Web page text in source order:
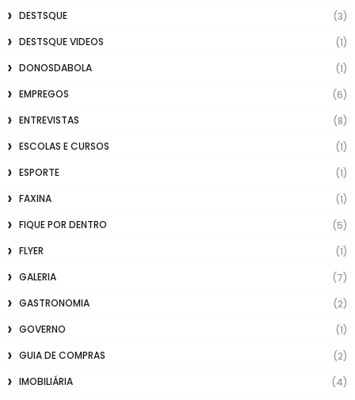
DESTSQUE
(3)
DESTSQUE VIDEOS
(1)
DONOSDABOLA
(1)
EMPREGOS
(6)
ENTREVISTAS
(8)
ESCOLAS E CURSOS
(1)
ESPORTE
(1)
FAXINA
(1)
FIQUE POR DENTRO
(5)
FLYER
(1)
GALERIA
(7)
GASTRONOMIA
(2)
GOVERNO
(1)
GUIA DE COMPRAS
(2)
IMOBILIÁRIA
(4)